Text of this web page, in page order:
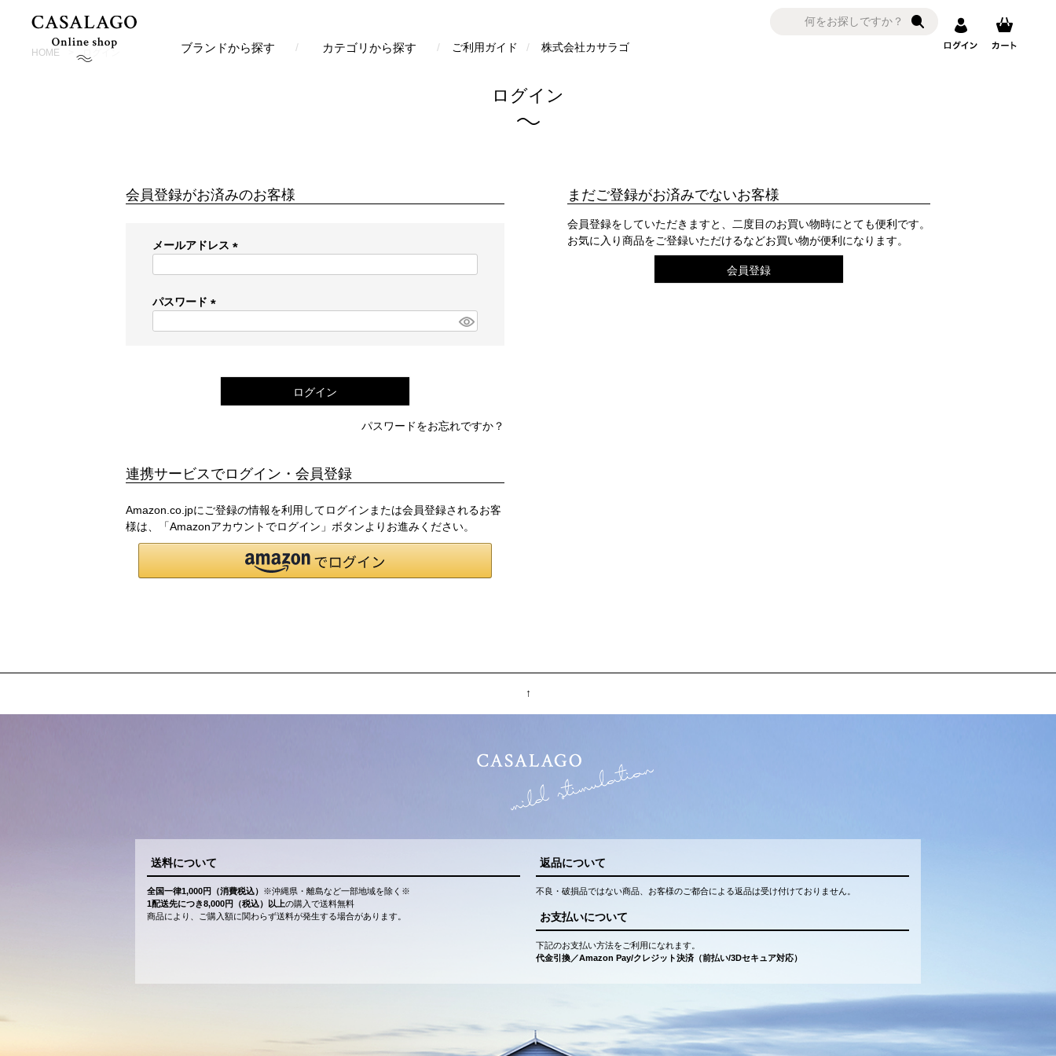
ブランドから探す カテゴリから探す ご利用ガイド 株式会社カサラゴ
HOME ログイン
ログイン
会員登録がお済みのお客様
メールアドレス
)
パスワード
ログイン
パスワードをお忘れですか？
連携サービスでログイン・会員登録
Amazon.co.jpにご登録の情報を利用してログインまたは会員登録されるお客
様は、「Amazonアカウントでログイン」ボタンよりお進みください。
まだご登録がお済みでないお客様
会員登録をしていただきますと、二度目のお買い物時にとても便利です。
お気に入り商品をご登録いただけるなどお買い物が便利になります。
会員登録
↑
送料について
全国一律1,000円（消費税込） ※沖縄県・離島など一部地域を除く※
1配送先につき8,000円（税込）以上の購入で送料無料
商品により、ご購入額に関わらず送料が発生する場合があります。
返品について
不良・破損品ではない商品、お客様のご都合による返品は受け付けておりません。
お支払いについて
下記のお支払い方法をご利用になれます。
代金引換／Amazon Pay/クレジット決済（前払い/3Dセキュア対応）